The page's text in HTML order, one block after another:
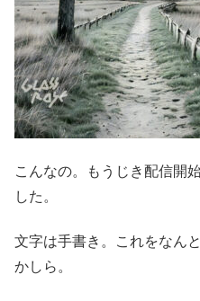
こんなの。もうじき配信開
した。
文字は手書き。これをなん
かしら。